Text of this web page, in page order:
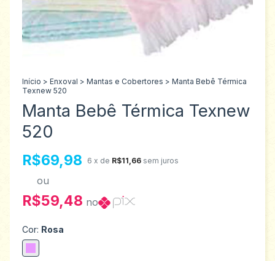
Início > Enxoval > Mantas e Cobertores > Manta Bebê Térmica
Texnew 520
Manta Bebê Térmica Texnew
520
R$69,98 6 x de R$11,66 sem juros
ou
R$59,48 no
Cor: Rosa